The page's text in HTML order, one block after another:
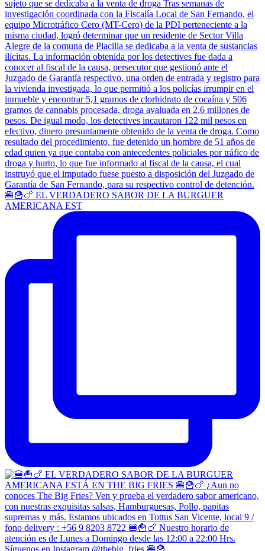
🍔🍟🍗 EL VERDADERO SABOR DE LA BURGUER
AMERICANA EST